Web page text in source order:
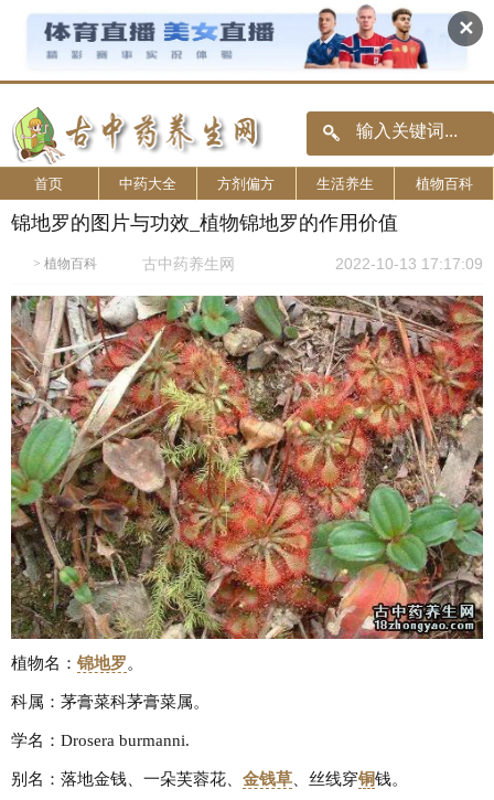
✕
首页 中药大全 方剂偏方 生活养生 植物百科
锦地罗的图片与功效_植物锦地罗的作用价值
> 植物百科 古中药养生网 2022-10-13 17:17:09
植物名： 锦地罗。
科属：茅膏菜科茅膏菜属。
学名：Drosera burmanni.
别名：落地金钱、一朵芙蓉花、 金钱草 、丝线穿铜钱。